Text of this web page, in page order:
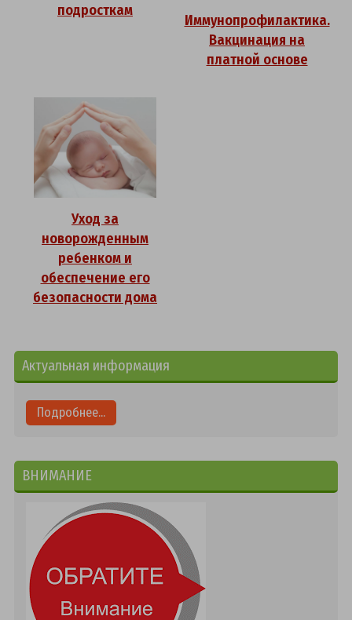
подросткам
Иммунопрофилактика.
Вакцинация на
платной основе
Уход за
новорожденным
ребенком и
обеспечение его
безопасности дома
Актуальная информация
Подробнее...
ВНИМАНИЕ